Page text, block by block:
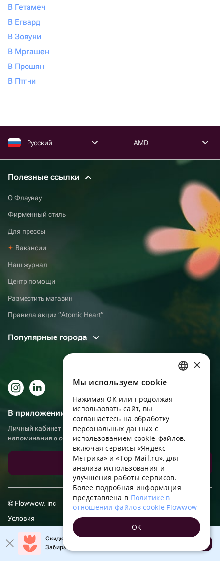
В Гетамеч
В Егвард
В Зовуни
В Мргашен
В Прошян
В Птгни
Русский AMD
Полезные ссылки
О Флаувау
Фирменный стиль
Для прессы
Вакансии
Наш журнал
Центр помощи
Разместить магазин
Правила акции “Atomic Heart”
Популярные города
В приложении еще удобнее!
Личный кабинет получателя, больше бонусов за покупки и
напоминания о событиях
Скачать приложение
© Flowwow, inc
Условия
Обработка персональных данных
Скидка 20% на первый заказ!
Забирайте промокод в приложении!
Открыть
ENGLISH
UKRAINIAN
PORTUGUESE
FRENCH
TURKISH
POLISH
×
Мы используем сookie
Нажимая ОК или продолжая
использовать сайт, вы
соглашаетесь на обработку
персональных данных с
использованием cookie-файлов,
включая сервисы «Яндекс
Метрика» и «Top Mail.ru», для
анализа использования и
улучшения работы сервисов.
Более подробная информация
представлена в Политике в
отношении файлов cookie Flowwow
OK